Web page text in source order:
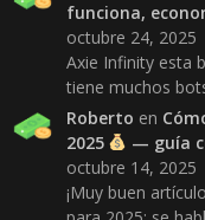
funciona,
octubre 24, 2025
Axie Infinity esta
tiene muchos
Roberto en
2025
— guía
octubre 14, 2025
¡Muy buen